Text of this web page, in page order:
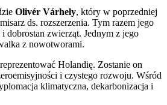
Olivér Várhely, który w poprzedniej
ds. rozszerzenia. Tym razem jego
dobrostan zwierząt. Jednym z jego
z nowotworami.
Holandię. Zostanie on
i czystego rozwoju. Wśród
klimatyczna, dekarbonizacja i